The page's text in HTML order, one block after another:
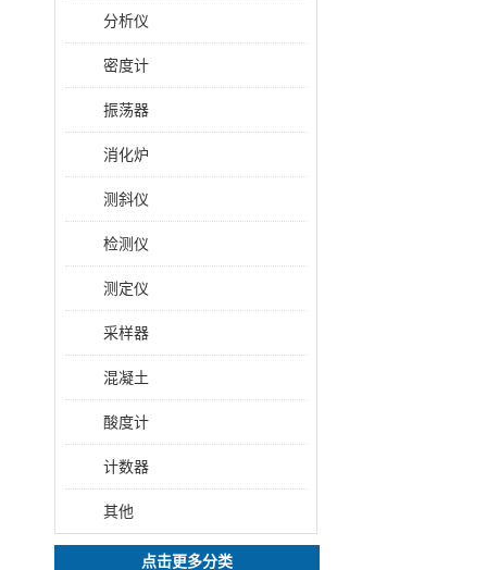
分析仪
密度计
振荡器
消化炉
测斜仪
检测仪
测定仪
采样器
混凝土
酸度计
计数器
其他
点击更多分类